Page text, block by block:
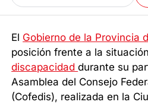
El Gobierno de la Provincia
posición frente a la
discapacidaddurante su
Asamblea del Consejo
(Cofedis), realizada en la